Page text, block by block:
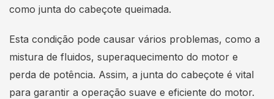
como junta do cabeçote queimada.
Esta condição pode causar vários problemas, como a
mistura de fluidos, superaquecimento do motor e
perda de potência. Assim, a junta do cabeçote é vital
para garantir a operação suave e eficiente do motor.